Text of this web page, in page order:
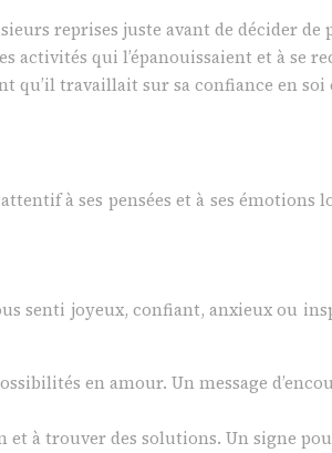
reprises juste avant de décider de
activités qui l’épanouissaient et à se
travaillait sur sa confiance en soi
à ses pensées et à ses émotions
senti joyeux, confiant, anxieux ou
en amour. Un message
et à trouver des solutions. Un signe